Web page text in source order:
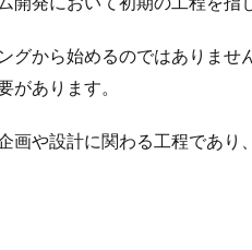
グから始めるのではありま
があります。
画や設計に関わる工程であり